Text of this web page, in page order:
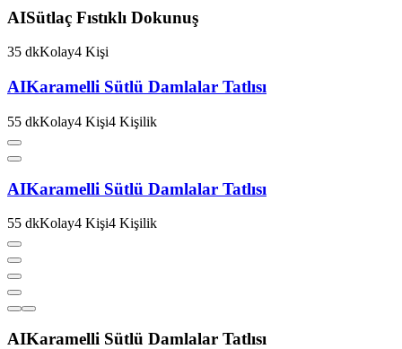
AISütlaç Fıstıklı Dokunuş
35 dkKolay4 Kişi
AIKaramelli Sütlü Damlalar Tatlısı
55 dkKolay4 Kişi4 Kişilik
AIKaramelli Sütlü Damlalar Tatlısı
55 dkKolay4 Kişi4 Kişilik
AIKaramelli Sütlü Damlalar Tatlısı